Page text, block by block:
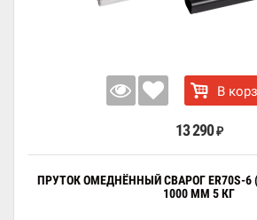
В
13 290 ₽
ПРУТОК ОМЕДНЁННЫЙ СВАРОГ ER70S-6
1000 ММ 5 КГ